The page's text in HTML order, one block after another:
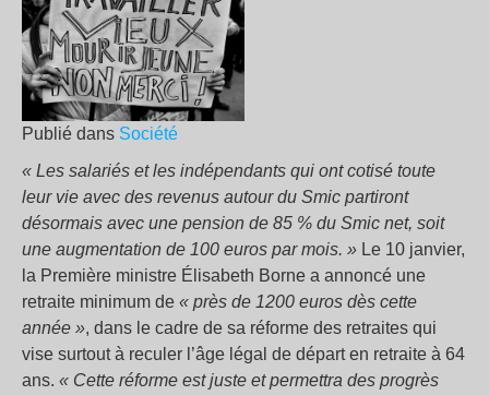
Publié dans Société
« Les salariés et les indépendants qui ont cotisé toute
leur vie avec des revenus autour du Smic partiront
désormais avec une pension de 85 % du Smic net, soit
une augmentation de 100 euros par mois. » Le 10 janvier,
la Première ministre Élisabeth Borne a annoncé une
retraite minimum de « près de 1200 euros dès cette
année », dans le cadre de sa réforme des retraites qui
vise surtout à reculer l’âge légal de départ en retraite à 64
ans. « Cette réforme est juste et permettra des progrès